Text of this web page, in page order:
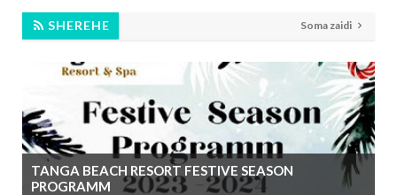
SHEREHE Soma zaidi
TANGA BEACH RESORT FESTIVE SEASON
PROGRAMM